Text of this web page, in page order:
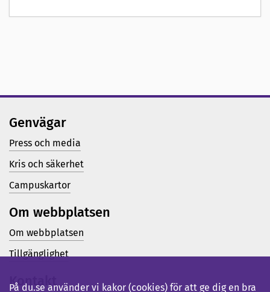
Genvägar
Press och media
Kris och säkerhet
Campuskartor
Om webbplatsen
Om webbplatsen
Tillgänglighet
Kontakt
På du.se använder vi kakor (cookies) för att ge dig en bra